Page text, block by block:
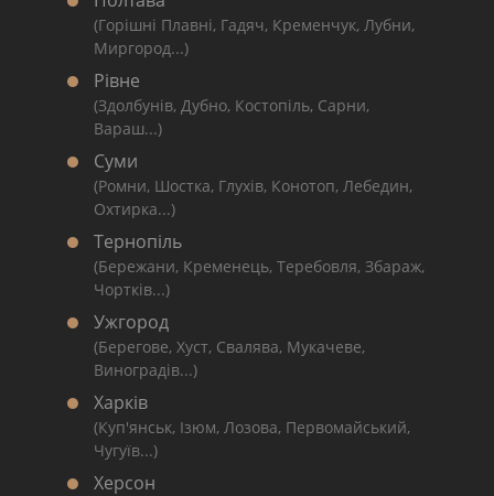
(Горішні Плавні, Гадяч, Кременчук, Лубни,
Миргород...)
Рівне
(Здолбунів, Дубно, Костопіль, Сарни,
Вараш...)
Суми
(Ромни, Шостка, Глухів, Конотоп, Лебедин,
Охтирка...)
Тернопіль
(Бережани, Кременець, Теребовля, Збараж,
Чортків...)
Ужгород
(Берегове, Хуст, Свалява, Мукачеве,
Виноградів...)
Харків
(Куп'янськ, Ізюм, Лозова, Первомайський,
Чугуїв...)
Херсон